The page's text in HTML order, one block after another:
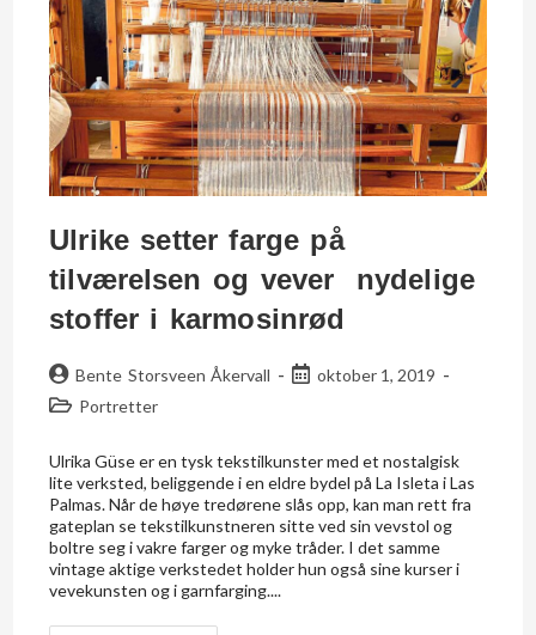
Ulrike setter farge på
tilværelsen og vever nydelige
stoffer i karmosinrød
Bente Storsveen Åkervall
oktober 1, 2019
Portretter
Ulrika Güse er en tysk tekstilkunster med et nostalgisk
lite verksted, beliggende i en eldre bydel på La Isleta i Las
Palmas. Når de høye tredørene slås opp, kan man rett fra
gateplan se tekstilkunstneren sitte ved sin vevstol og
boltre seg i vakre farger og myke tråder. I det samme
vintage aktige verkstedet holder hun også sine kurser i
vevekunsten og i garnfarging....